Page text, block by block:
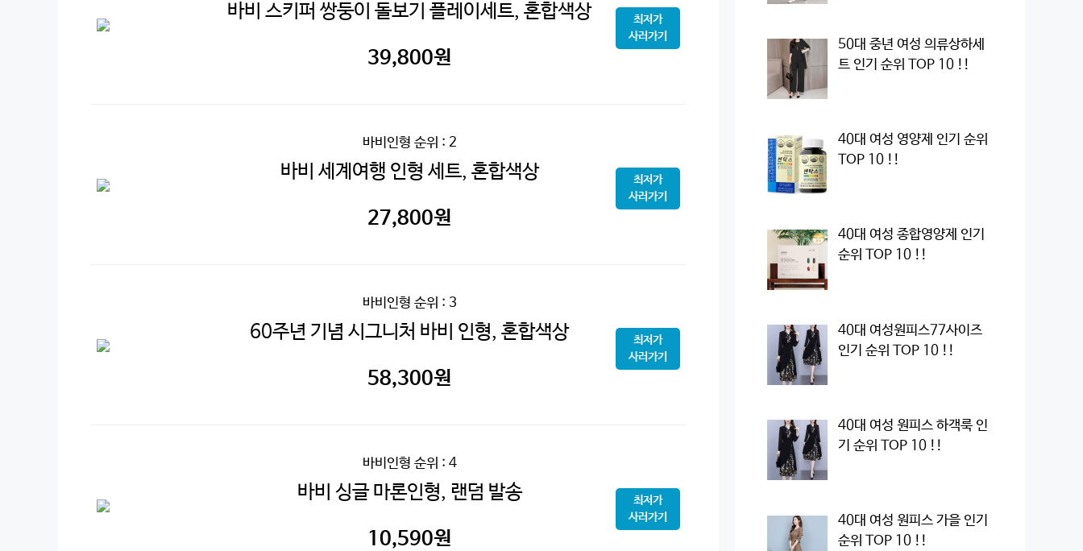
바비 스키퍼 쌍둥이 돌보기 플레이세트, 혼합색상
39,800원
최저가
사러가기
바비인형 순위 : 2
바비 세계여행 인형 세트, 혼합색상
27,800원
최저가
사러가기
바비인형 순위 : 3
60주년 기념 시그니처 바비 인형, 혼합색상
58,300원
최저가
사러가기
바비인형 순위 : 4
바비 싱글 마론인형, 랜덤 발송
10,590원
최저가
사러가기
50대 중년 여성 의류상하세
트 인기 순위 TOP 10 !!
40대 여성 영양제 인기 순위
TOP 10 !!
40대 여성 종합영양제 인기
순위 TOP 10 !!
40대 여성원피스77사이즈
인기 순위 TOP 10 !!
40대 여성 원피스 하객룩 인
기 순위 TOP 10 !!
40대 여성 원피스 가을 인기
순위 TOP 10 !!